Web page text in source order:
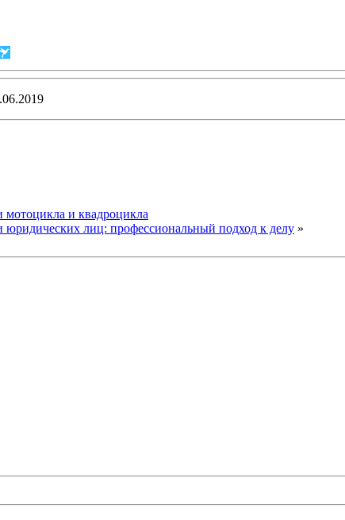
и квадроцикла
лиц: профессиональный подход к делу »